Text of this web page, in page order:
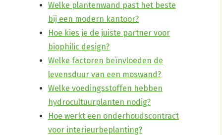
Welke plantenwand past het beste
bij een modern kantoor?
Hoe kies je de juiste partner voor
biophilic design?
Welke factoren beïnvloeden de
levensduur van een moswand?
Welke voedingsstoffen hebben
hydrocultuurplanten nodig?
Hoe werkt een onderhoudscontract
voor interieurbeplanting?